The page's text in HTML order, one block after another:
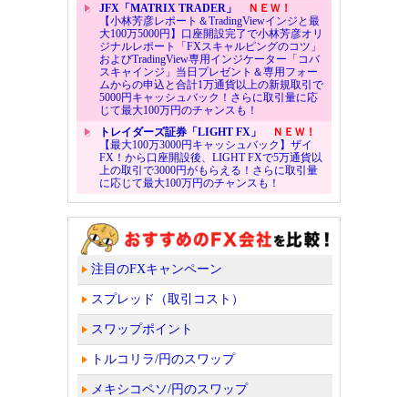
JFX「MATRIX TRADER」
ＮＥＷ！
【小林芳彦レポート＆TradingViewインジと最
大100万5000円】口座開設完了で小林芳彦オリ
ジナルレポート「FXスキャルピングのコツ」
およびTradingView専用インジケーター「コバ
スキャインジ」当日プレゼント＆専用フォー
ムからの申込と合計1万通貨以上の新規取引で
5000円キャッシュバック！さらに取引量に応
じて最大100万円のチャンスも！
トレイダーズ証券「LIGHT FX」
ＮＥＷ！
【最大100万3000円キャッシュバック】ザイ
FX！から口座開設後、LIGHT FXで5万通貨以
上の取引で3000円がもらえる！さらに取引量
に応じて最大100万円のチャンスも！
注目のFXキャンペーン
スプレッド（取引コスト）
スワップポイント
トルコリラ/円のスワップ
メキシコペソ/円のスワップ